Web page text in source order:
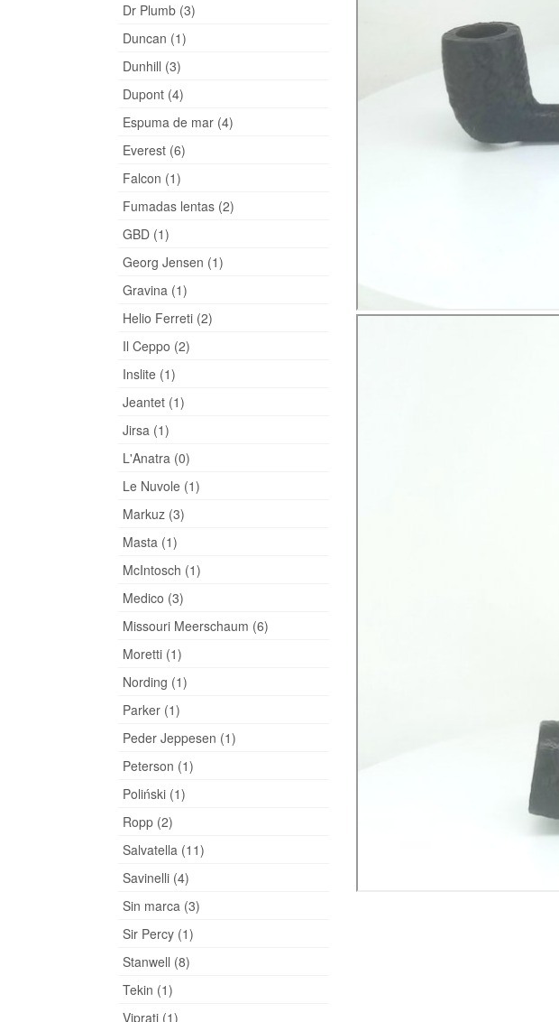
Dr Plumb (3)
Duncan (1)
Dunhill (3)
Dupont (4)
Espuma de mar (4)
Everest (6)
Falcon (1)
Fumadas lentas (2)
GBD (1)
Georg Jensen (1)
Gravina (1)
Helio Ferreti (2)
Il Ceppo (2)
Inslite (1)
Jeantet (1)
Jirsa (1)
L'Anatra (0)
Le Nuvole (1)
Markuz (3)
Masta (1)
McIntosch (1)
Medico (3)
Missouri Meerschaum (6)
Moretti (1)
Nording (1)
Parker (1)
Peder Jeppesen (1)
Peterson (1)
Poliński (1)
Ropp (2)
Salvatella (11)
Savinelli (4)
Sin marca (3)
Sir Percy (1)
Stanwell (8)
Tekin (1)
Viprati (1)